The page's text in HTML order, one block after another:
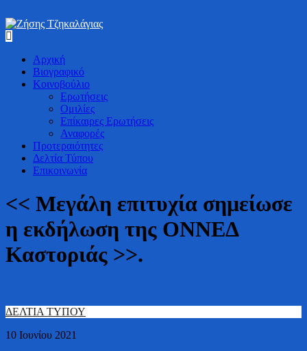
Ζήσης Τζηκαλάγιας
Αρχική
Βιογραφικό
Κοινοβούλιο
Ερωτήσεις
Ομιλίες
Επίκαιρες Ερωτήσεις
Αναφορές
Προτεραιότητες
Δελτία Τύπου
Επικοινωνία
<< Μεγάλη επιτυχία σημείωσε
η εκδήλωση της ΟΝΝΕΔ
Καστοριάς >>.
ΔΕΛΤΙΑ ΤΥΠΟΥ
10 Ιουνίου 2021